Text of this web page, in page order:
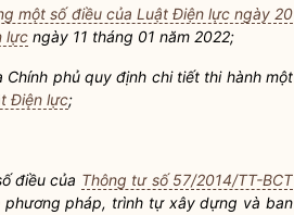
một số điều của Luật Điện lực ngày 20
lực ngày 11 tháng 01 năm 2022;
Chính phủ quy định chi tiết thi hành một
Điện lực;
điều của Thông tư số 57/2014/TT-BCT
phương pháp, trình tự xây dựng và ban